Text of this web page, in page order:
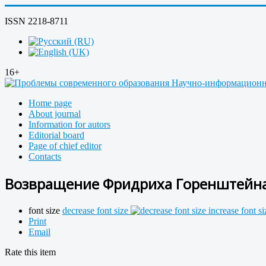
ISSN 2218-8711
16+
Home page
About journal
Information for autors
Editorial board
Page of chief editor
Contacts
Возвращение Фридриха
font size decrease font size
increase font
Print
Email
Rate this item